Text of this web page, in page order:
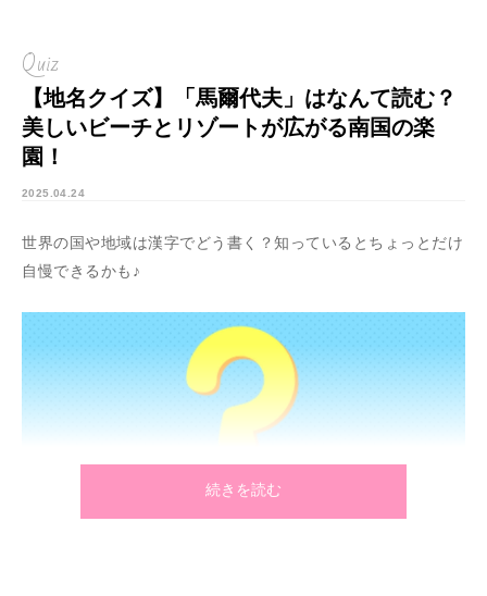
Quiz
【地名クイズ】「馬爾代夫」はなんて読む？
美しいビーチとリゾートが広がる南国の楽
園！
2025.04.24
世界の国や地域は漢字でどう書く？知っているとちょっとだけ
自慢できるかも♪
続きを読む